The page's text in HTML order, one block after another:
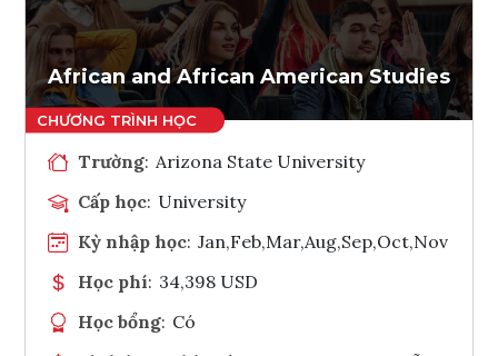
Tham vấn Interlink
African and African American Studies
Trường: Arizona State University
Cấp học: University
Kỳ nhập học: Jan,Feb,Mar,Aug,Sep,Oct,Nov
Học phí: 34,398 USD
Học bổng: Có